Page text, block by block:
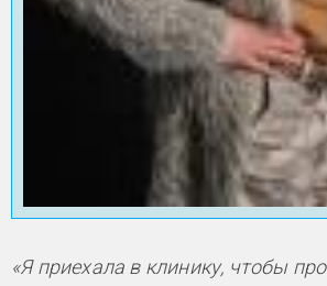
«Я приехала в клинику, чтобы